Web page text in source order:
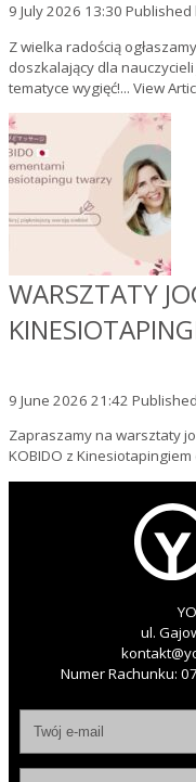
9 July 2026 13:30 Published
Z wielka radością
doszkalający dla
tematyce wygięć!... View
WARSZTATY
9 June 2026 21:42
Zapraszamy na warsztaty
KOBIDO z
ul.
Numer Rachunku: